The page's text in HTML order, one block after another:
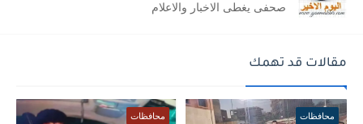
صحفى يغطى الاخبار والاعلام
مقالات قد تهمك
محافظات محافظات